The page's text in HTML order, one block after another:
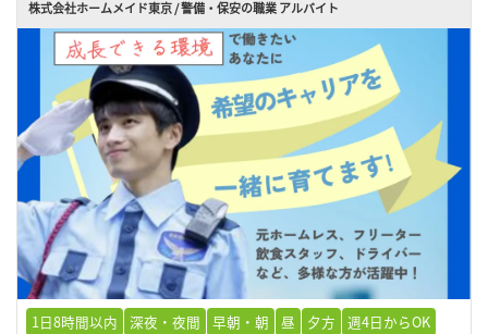
株式会社ホームメイド東京 / 警備・保安の職業 アルバイト
1日8時間以内 深夜・夜間 早朝・朝 昼 夕方
週4日からOK